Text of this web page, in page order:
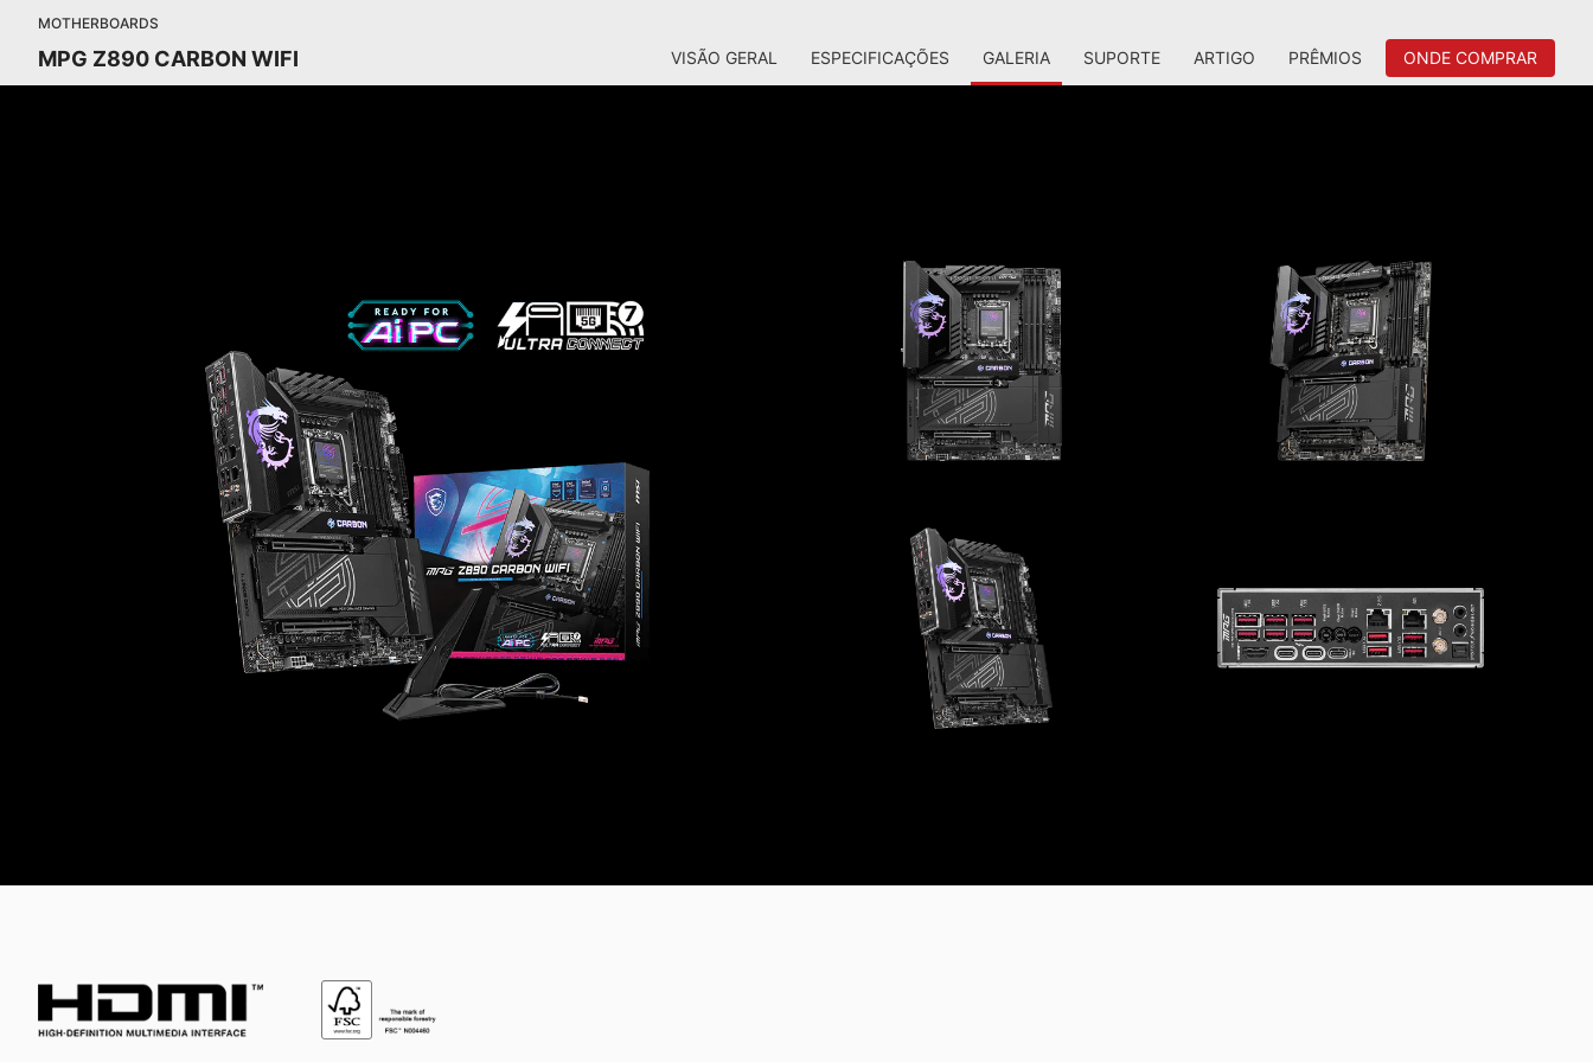
MOTHERBOARDS
MPG Z890 CARBON WIFI VISÃO GERAL ESPECIFICAÇÕES GALERIA SUPORTE ARTIGO PRÊMIOS ONDE COMPRAR